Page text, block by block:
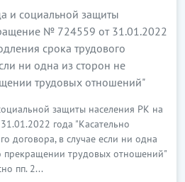
и социальной защиты
№ 724559 от 31.01.2022
срока трудового
ни одна из сторон не
трудовых отношений"
защиты населения РК на
года "Касательно
договора, в случае если ни одна
прекращении трудовых отношений"
пп. 2...